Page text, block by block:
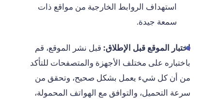
استهداف الروابط الخارجية من مواقع ذات
سمعة جيدة.
اختبار الموقع قبل الإطلاق: قبل نشر الموقع، قم
باختباره على مختلف الأجهزة والمتصفحات للتأكد
من أن كل شيء يعمل بشكل صحيح، وتحقق من
سرعة التحميل، والتوافق مع الهواتف المحمولة،